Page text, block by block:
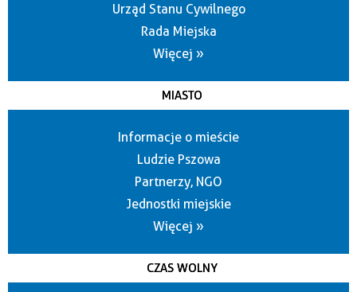
Urząd Stanu Cywilnego
Rada Miejska
Więcej »
MIASTO
Informacje o mieście
Ludzie Pszowa
Partnerzy, NGO
Jednostki miejskie
Więcej »
CZAS WOLNY